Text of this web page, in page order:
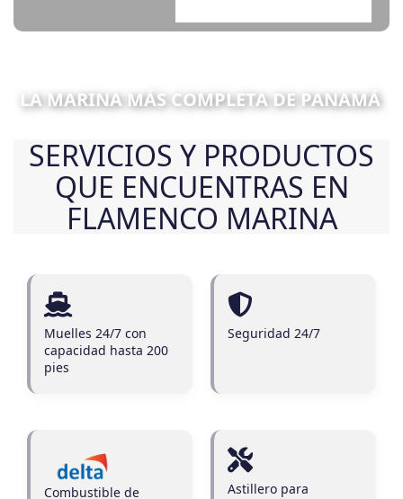
LA MARINA MÁS COMPLETA DE PANAMÁ
SERVICIOS Y PRODUCTOS
QUE ENCUENTRAS EN
FLAMENCO MARINA
Muelles 24/7 con
capacidad hasta 200
pies
Seguridad 24/7
Combustible de
Astillero para